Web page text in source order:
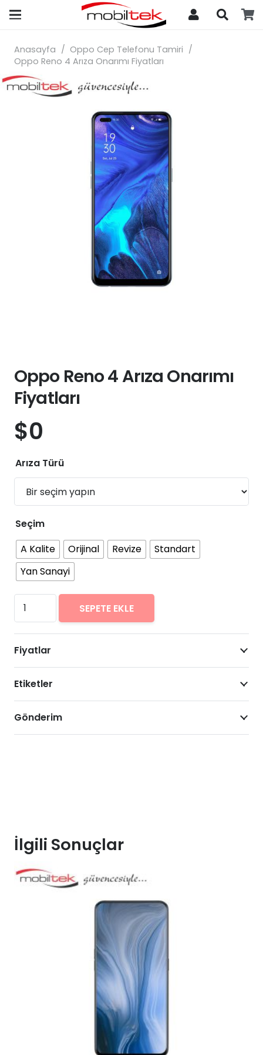
Anasayfa / Oppo Cep Telefonu Tamiri /
Oppo Reno 4 Arıza Onarımı Fiyatları
Oppo Reno 4 Arıza Onarımı
Fiyatları
$0
Arıza Türü
Seçim
A Kalite
Orijinal Revize
Standart
Yan Sanayi
Oppo
Reno
4
Arıza
Onarımı
Fiyatları
adet
SEPETE EKLE
Fiyatlar
Etiketler
Gönderim
İlgili Sonuçlar